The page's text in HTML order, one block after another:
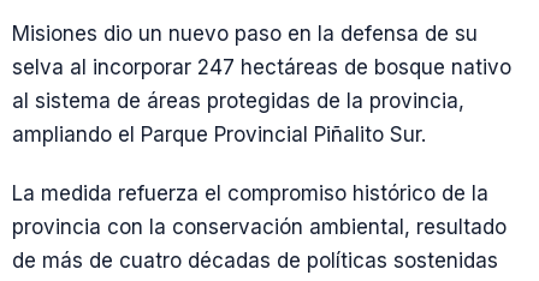
Misiones dio un nuevo paso en la defensa de su
selva al incorporar 247 hectáreas de bosque nativo
al sistema de áreas protegidas de la provincia,
ampliando el Parque Provincial Piñalito Sur.
La medida refuerza el compromiso histórico de la
provincia con la conservación ambiental, resultado
de más de cuatro décadas de políticas sostenidas